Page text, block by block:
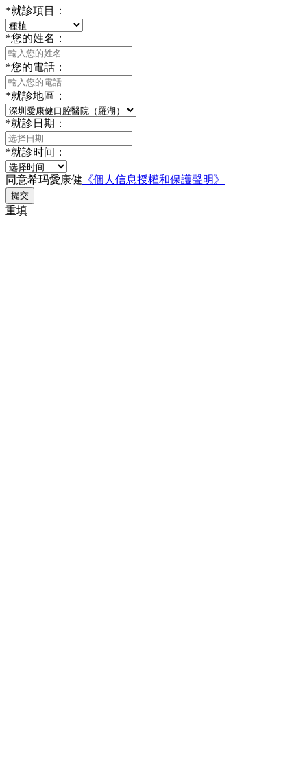
*就診項目：
*您的姓名：
*您的電話：
*就診地區：
*就診日期：
*就診时间：
同意希玛愛康健 《個人信息授權和保護聲明》
提交
重填